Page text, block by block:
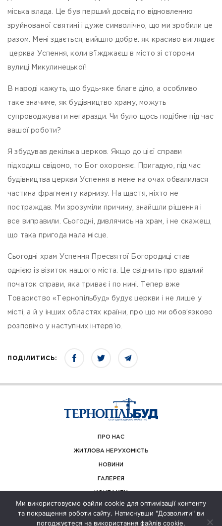
міська влада. Це був перший досвід по відновленню
зруйнованої святині і дуже символічно, що ми зробили це
разом. Мені здається, вийшло добре: як красиво виглядає
церква Успення, коли в’їжджаєш в місто зі сторони
вулиці Микулинецької!
В народі кажуть, що будь-яке благе діло, а особливо
таке значиме, як будівництво храму, можуть
супроводжувати негаразди. Чи було щось подібне під час
вашої роботи?
Я збудував декілька церков. Якщо до цієї справи
підходиш свідомо, то Бог охороняє. Пригадую, під час
будівництва церкви Успення в мене на очах обвалилася
частина фрагменту карнизу. На щастя, ніхто не
постраждав. Ми зрозуміли причину, знайшли рішення і
все виправили. Сьогодні, дивлячись на храм, і не скажеш,
що така пригода мала місце.
Сьогодні храм Успення Пресвятої Богородиці став
однією із візиток нашого міста. Це свідчить про вдалий
початок справи, яка триває і по нині. Тепер вже
Товариство «Тернопільбуд» будує церкви і не лише у
місті, а й у інших областях країни, про що ми обов’язково
розповімо у наступних інтерв’ю.
ПОДІЛИТИСЬ:
ПРО НАС
ЖИТЛОВА НЕРУХОМІСТЬ
НОВИНИ
ГАЛЕРЕЯ
Ми використовуємо файли cookie для оптимізації контенту
та покращення роботи сайту. Натиснувши "Дозволити" ви
погоджуєтеся на використання файлів cookie.